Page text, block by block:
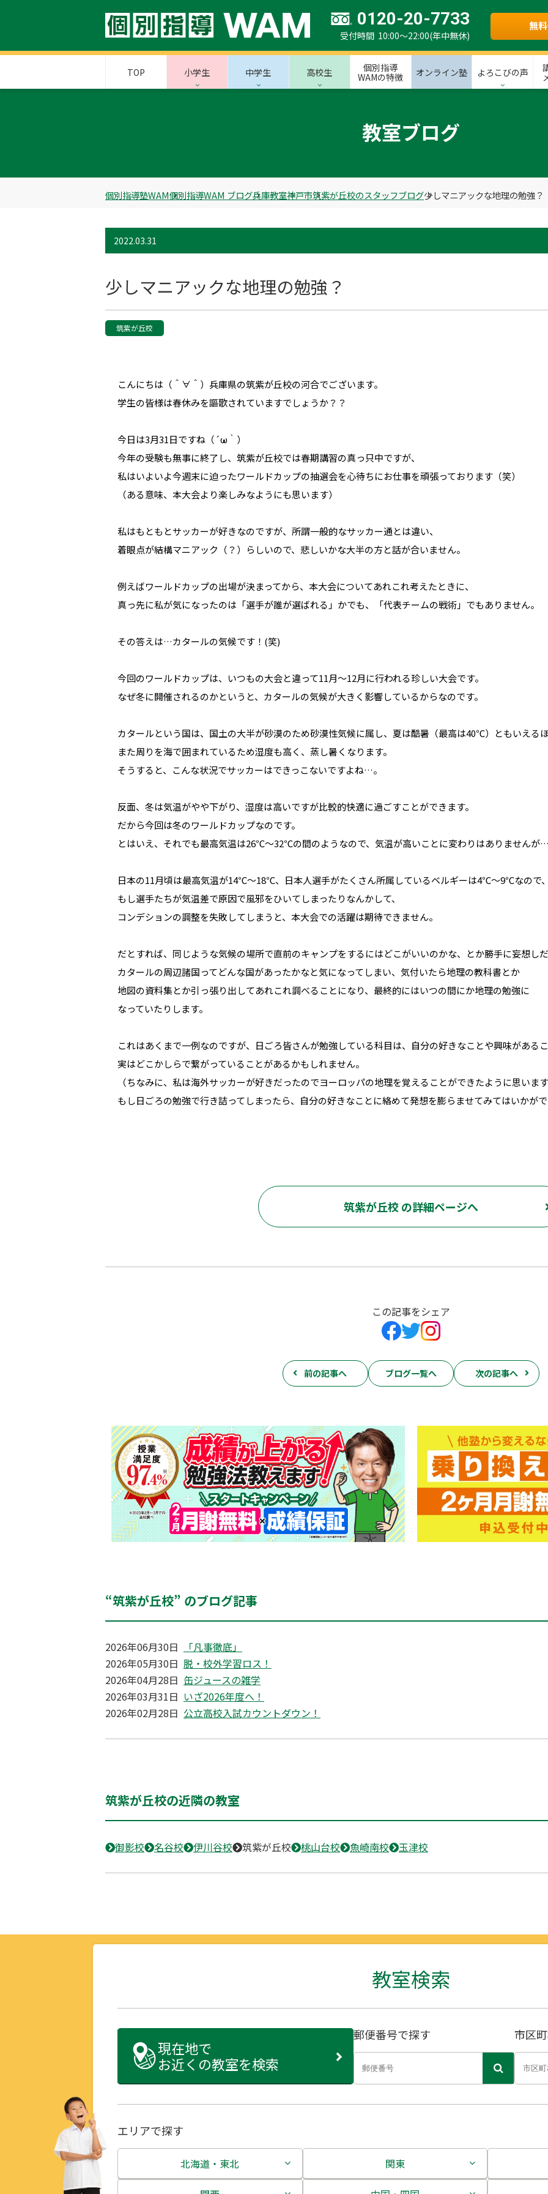
0120-20-7733
受付時間 10:00～22:00(年中無休)
無
TOP 小学生 中学生 高校生
個別指導
WAMの特徴
オンライン塾 よろこびの声
教室ブログ
個別指導塾WAM個別指導WAM ブログ兵庫教室神戸市筑紫が丘校のスタッフブログ少しマニアックな地理の勉強？
2022.03.31
少しマニアックな地理の勉強？
筑紫が丘校
こんにちは（＾∀＾）兵庫県の筑紫が丘校の河合でございます。
学生の皆様は春休みを謳歌されていますでしょうか？？
今日は3月31日ですね（´ω｀）
今年の受験も無事に終了し、筑紫が丘校では春期講習の真っ只中ですが、
私はいよいよ今週末に迫ったワールドカップの抽選会を心待ちにお仕事を頑張っております（笑）
（ある意味、本大会より楽しみなようにも思います）
私はもともとサッカーが好きなのですが、所謂一般的なサッカー通とは違い、
着眼点が結構マニアック（？）らしいので、悲しいかな大半の方と話が合いません。
例えばワールドカップの出場が決まってから、本大会についてあれこれ考えたときに、
真っ先に私が気になったのは「選手が誰が選ばれる」かでも、「代表チームの戦術」でもありません。
その答えは…カタールの気候です！(笑)
今回のワールドカップは、いつもの大会と違って11月～12月に行われる珍しい大会です。
なぜ冬に開催されるのかというと、カタールの気候が大きく影響しているからなのです。
カタールという国は、国土の大半が砂漠のため砂漠性気候に属し、夏は酷暑（最高は40℃）ともいえるほ
また周りを海で囲まれているため湿度も高く、蒸し暑くなります。
そうすると、こんな状況でサッカーはできっこないですよね…。
反面、冬は気温がやや下がり、湿度は高いですが比較的快適に過ごすことができます。
だから今回は冬のワールドカップなのです。
とはいえ、それでも最高気温は26℃～32℃の間のようなので、気温が高いことに変わりはありませんが…
日本の11月頃は最高気温が14℃～18℃、日本人選手がたくさん所属しているベルギーは4℃～9℃なので、
もし選手たちが気温差で原因で風邪をひいてしまったりなんかして、
コンデションの調整を失敗してしまうと、本大会での活躍は期待できません。
だとすれば、同じような気候の場所で直前のキャンプをするにはどこがいいのかな、とか勝手に妄想し
カタールの周辺諸国ってどんな国があったかなと気になってしまい、気付いたら地理の教科書とか
地図の資料集とか引っ張り出してあれこれ調べることになり、最終的にはいつの間にか地理の勉強に
なっていたりします。
これはあくまで一例なのですが、日ごろ皆さんが勉強している科目は、自分の好きなことや興味がある
実はどこかしらで繋がっていることがあるかもしれません。
（ちなみに、私は海外サッカーが好きだったのでヨーロッパの地理を覚えることができたように思います
もし日ごろの勉強で行き詰ってしまったら、自分の好きなことに絡めて発想を膨らませてみてはいかが
筑紫が丘校 の詳細ページへ
この記事をシェア
前の記事へ ブログ一覧へ 次の記事へ
“筑紫が丘校” のブログ記事
2026年06月30日
「凡事徹底」
2026年05月30日 脱・校外学習ロス！
2026年04月28日 缶ジュースの雑学
2026年03月31日 いざ2026年度へ！
2026年02月28日 公立高校入試カウントダウン！
筑紫が丘校の近隣の教室
御影校 名谷校 伊川谷校 筑紫が丘校 桃山台校 魚崎南校 玉津校
教室検索
現在地で
お近くの教室を検索
郵便番号で探す 市区
エリアで探す
北海道・東北
関東